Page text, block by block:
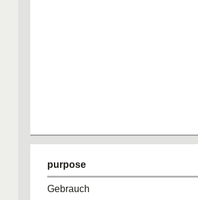
purpose
Gebrauch